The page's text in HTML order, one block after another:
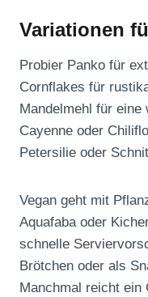
Variationen
Probier Panko für
Cornflakes für
Mandelmehl für
Cayenne oder
Petersilie oder
Vegan geht mit
Aquafaba oder
schnelle
Brötchen oder als
Manchmal reicht ein